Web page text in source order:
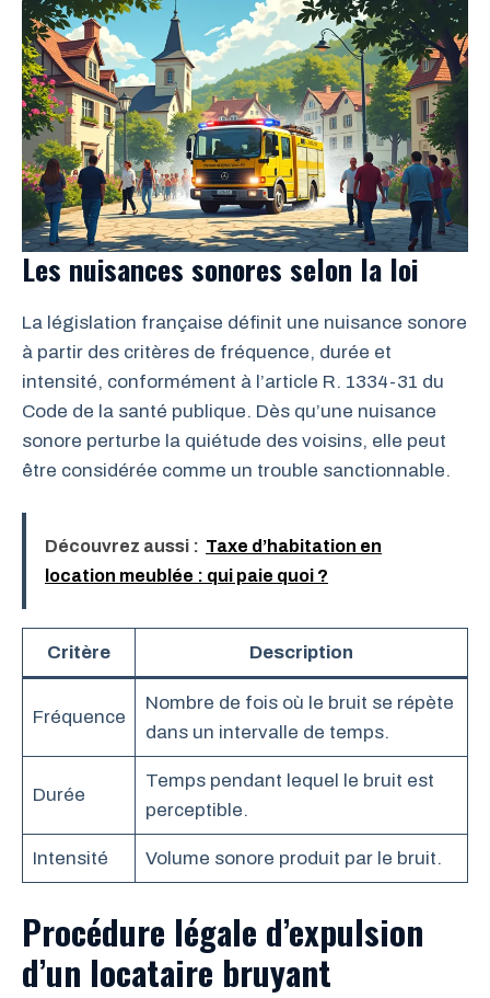
Les nuisances sonores selon la loi
La législation française définit une nuisance sonore
à partir des critères de fréquence, durée et
intensité, conformément à l’article R. 1334-31 du
Code de la santé publique. Dès qu’une nuisance
sonore perturbe la quiétude des voisins, elle peut
être considérée comme un trouble sanctionnable.
Découvrez aussi : Taxe d’habitation en
location meublée : qui paie quoi ?
Critère Description
Fréquence
Nombre de fois où le bruit se répète
dans un intervalle de temps.
Durée
Temps pendant lequel le bruit est
perceptible.
Intensité Volume sonore produit par le bruit.
Procédure légale d’expulsion
d’un locataire bruyant